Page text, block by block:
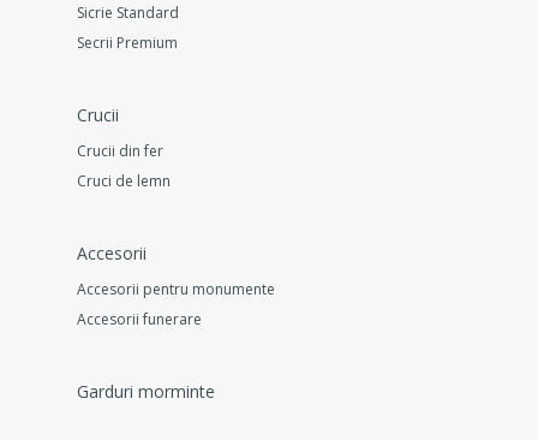
Sicrie Standard
Secrii Premium
Crucii
Crucii din fer
Cruci de lemn
Accesorii
Accesorii pentru monumente
Accesorii funerare
Garduri morminte